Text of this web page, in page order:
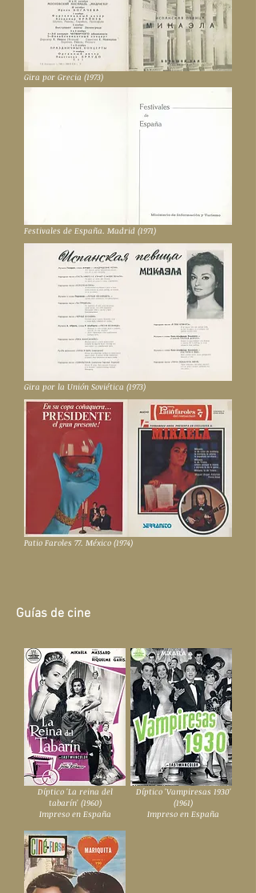
Gira por Grecia (1973)
Festivales de España. Madrid (1971)
Gira por la Unión Soviética (1973)
Patio Faroles 77. México (1974)
Guías de cine
Díptico 'La reina del
tabarín' (1960)
Impreso en España
Díptico 'Vampiresas 1930'
(1961)
Impreso en España